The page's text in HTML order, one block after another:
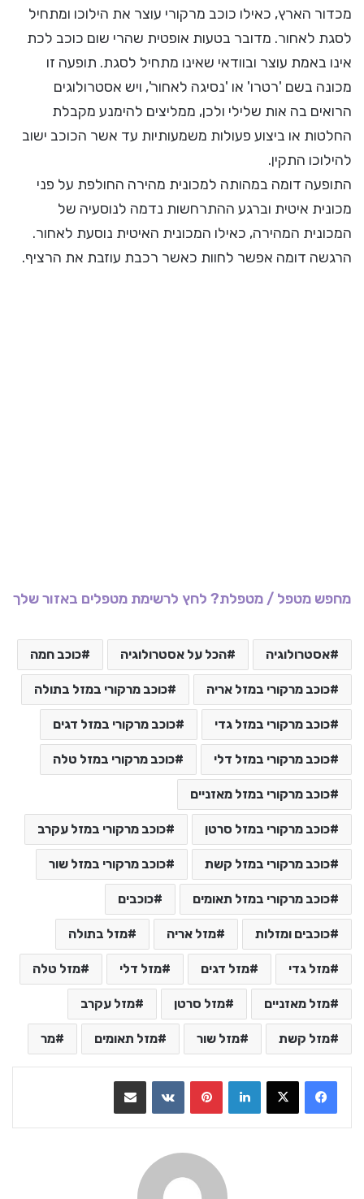
מכדור הארץ, כאילו כוכב מרקורי עוצר את הילוכו ומתחיל
לסגת לאחור. מדובר בטעות אופטית שהרי שום כוכב לכת
אינו באמת עוצר ובוודאי שאינו מתחיל לסגת. תופעה זו
מכונה בשם 'רטרו' או 'נסיגה לאחור', ויש אסטרולוגים
הרואים בה אות שלילי ולכן, ממליצים להימנע מקבלת
החלטות או ביצוע פעולות משמעותיות עד אשר הכוכב ישוב
להילוכו התקין.
התופעה דומה במהותה למכונית מהירה החולפת על פני
מכונית איטית וברגע ההתרחשות נדמה לנוסעיה של
המכונית המהירה, כאילו המכונית האיטית נוסעת לאחור.
הרגשה דומה אפשר לחוות כאשר רכבת עוזבת את הרציף.
מחפש מטפל / מטפלת? לחץ לרשימת מטפלים באזור שלך
אסטרולוגיה הכל על אסטרולוגיה כוכב חמה
כוכב מרקורי במזל אריה כוכב מרקורי במזל בתולה
כוכב מרקורי במזל גדי כוכב מרקורי במזל דגים
כוכב מרקורי במזל דלי כוכב מרקורי במזל טלה
כוכב מרקורי במזל מאזניים
כוכב מרקורי במזל סרטן כוכב מרקורי במזל עקרב
כוכב מרקורי במזל קשת כוכב מרקורי במזל שור
כוכב מרקורי במזל תאומים כוכבים
כוכבים ומזלות מזל אריה מזל בתולה
מזל גדי מזל דגים מזל דלי מזל טלה
מזל מאזניים מזל סרטן מזל עקרב
מזל קשת מזל שור מזל תאומים מר
LinkedIn
VKontakte